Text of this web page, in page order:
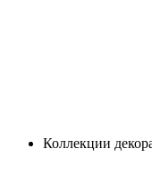
Коллекции